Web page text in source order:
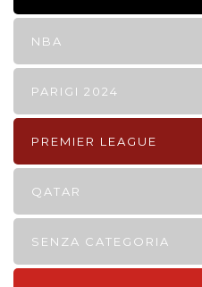
NBA
PARIGI 2024
PREMIER LEAGUE
QATAR
SENZA CATEGORIA